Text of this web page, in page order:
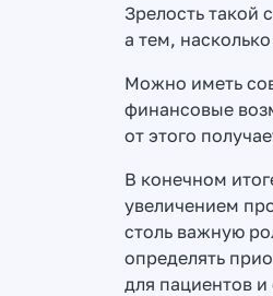
Зрелость такой
а тем,
Можно иметь
финансовые
от этого
В конечном
увеличением
столь важную
определять
для пациентов